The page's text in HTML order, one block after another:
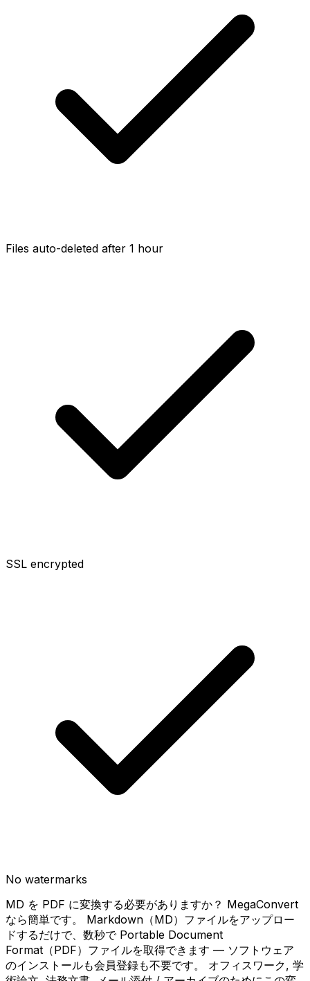
Files auto-deleted after 1 hour
SSL encrypted
No watermarks
MD を PDF に変換する必要がありますか？ MegaConvert
なら簡単です。 Markdown（MD）ファイルをアップロー
ドするだけで、数秒で Portable Document
Format（PDF）ファイルを取得できます — ソフトウェア
のインストールも会員登録も不要です。 オフィスワーク, 学